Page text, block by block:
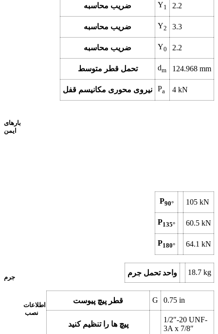
ضریب محاسبه Y1 2.2
ضریب محاسبه Y2 3.3
ضریب محاسبه Y0 2.2
تحمل قطر متوسط dm 124.968 mm
نیروی محوری مکانیسم قفل Pa 4 kN
بارهای
ایمن
P90° 105 kN
P135° 60.5 kN
P180° 64.1 kN
جرم
واحد تحمل جرم 18.7 kg
اطلاعات
نصب
قطر پیچ پیوست G 0.75 in
پیچ ها را تنظیم کنید
1/2″-20 UNF-
3A x 7/8″